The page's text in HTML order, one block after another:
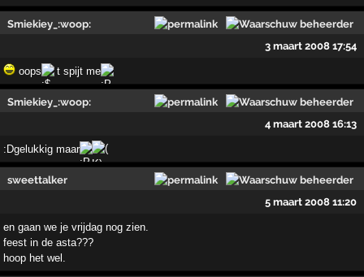
Smiekiey_:woop:
3 maart 2008 17:54
oops t spijt me
Smiekiey_:woop:
4 maart 2008 16:13
:Dgelukkig maar
sweettalker
5 maart 2008 11:20
en gaan we je vrijdag nog zien.
feest in de asta???
hoop het wel.